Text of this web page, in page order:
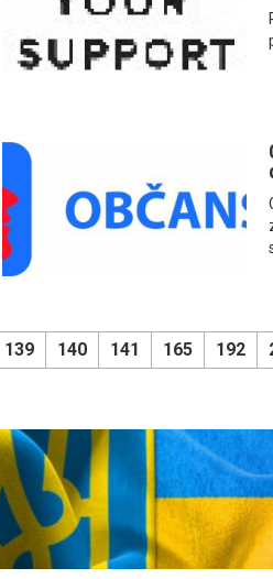
139 140 141 165 192